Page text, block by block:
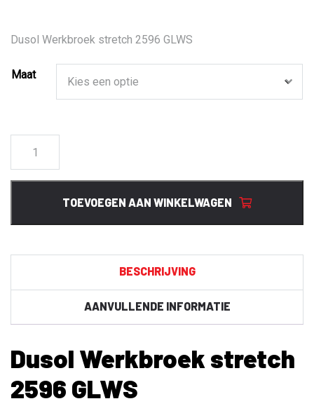
Dusol Werkbroek stretch 2596 GLWS
Maat
Werkbroek
stretch
TOEVOEGEN AAN WINKELWAGEN
BESCHRIJVING
AANVULLENDE INFORMATIE
Dusol Werkbroek stretch
2596 GLWS